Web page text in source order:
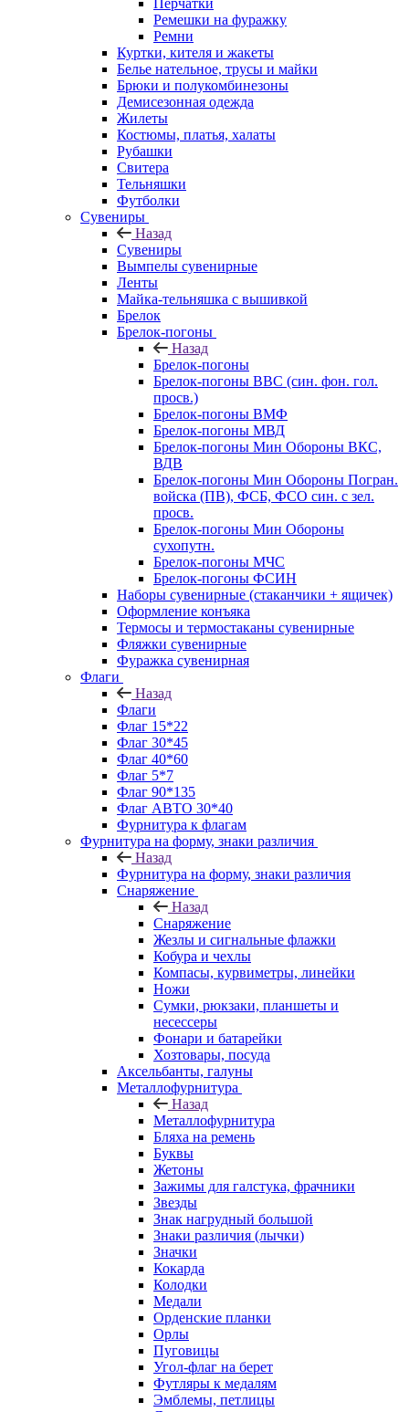
Перчатки
Ремешки на фуражку
Ремни
Куртки, кителя и жакеты
Белье нательное, трусы и майки
Брюки и полукомбинезоны
Демисезонная одежда
Жилеты
Костюмы, платья, халаты
Рубашки
Свитера
Тельняшки
Футболки
Сувениры
Назад
Сувениры
Вымпелы сувенирные
Ленты
Майка-тельняшка с вышивкой
Брелок
Брелок-погоны
Назад
Брелок-погоны
Брелок-погоны ВВС (син. фон. гол.
просв.)
Брелок-погоны ВМФ
Брелок-погоны МВД
Брелок-погоны Мин Обороны ВКС,
ВДВ
Брелок-погоны Мин Обороны Погран.
войска (ПВ), ФСБ, ФСО син. с зел.
просв.
Брелок-погоны Мин Обороны
сухопутн.
Брелок-погоны МЧС
Брелок-погоны ФСИН
Наборы сувенирные (стаканчики + ящичек)
Оформление конъяка
Термосы и термостаканы сувенирные
Фляжки сувенирные
Фуражка сувенирная
Флаги
Назад
Флаги
Флаг 15*22
Флаг 30*45
Флаг 40*60
Флаг 5*7
Флаг 90*135
Флаг АВТО 30*40
Фурнитура к флагам
Фурнитура на форму, знаки различия
Назад
Фурнитура на форму, знаки различия
Снаряжение
Назад
Снаряжение
Жезлы и сигнальные флажки
Кобура и чехлы
Компасы, курвиметры, линейки
Ножи
Сумки, рюкзаки, планшеты и
несессеры
Фонари и батарейки
Хозтовары, посуда
Аксельбанты, галуны
Металлофурнитура
Назад
Металлофурнитура
Бляха на ремень
Буквы
Жетоны
Зажимы для галстука, фрачники
Звезды
Знак нагрудный большой
Знаки различия (лычки)
Значки
Кокарда
Колодки
Медали
Орденские планки
Орлы
Пуговицы
Угол-флаг на берет
Футляры к медалям
Эмблемы, петлицы